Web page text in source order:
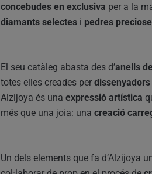
concebudes en exclusiva per a la
diamants selectes i pedres
El seu catàleg abasta des d’anells
totes elles creades per
Alzijoya és una expressió artística
més que una joia: una creació
Un dels elements que fa d’Alzijoya